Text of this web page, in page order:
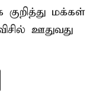
மக்கள்
ஊதுவது